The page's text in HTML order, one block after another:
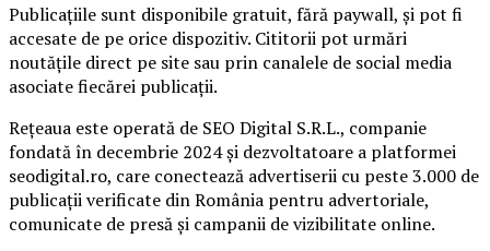
Publicațiile sunt disponibile gratuit, fără paywall, și pot fi
accesate de pe orice dispozitiv. Cititorii pot urmări
noutățile direct pe site sau prin canalele de social media
asociate fiecărei publicații.
Rețeaua este operată de SEO Digital S.R.L., companie
fondată în decembrie 2024 și dezvoltatoare a platformei
seodigital.ro, care conectează advertiserii cu peste 3.000 de
publicații verificate din România pentru advertoriale,
comunicate de presă și campanii de vizibilitate online.